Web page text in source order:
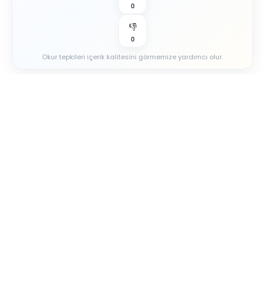
0
👎
0
Okur tepkileri içerik kalitesini görmemize yardımcı olur.